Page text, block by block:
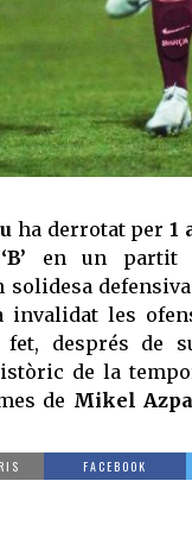
ha derrotat per 1
en un partit
solidesa
invalidat les
després de
de la
de Mikel
FACEBOOK